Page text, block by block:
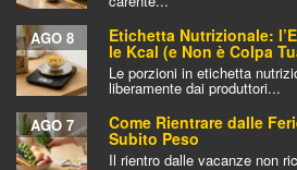
Etichetta Nutrizionale:
le Kcal (e Non è Colpa
AGO 8
Le porzioni in etichetta
liberamente dai produttori...
Come Rientrare dalle
Subito Peso
AGO 7
Il rientro dalle vacanze non